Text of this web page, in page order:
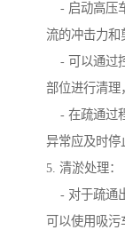
- 启动高压
流的冲击力和
- 可以通过
部位进行清理
- 在疏通过
异常应及时停
5. 清淤处理：
- 对于疏通
可以使用吸